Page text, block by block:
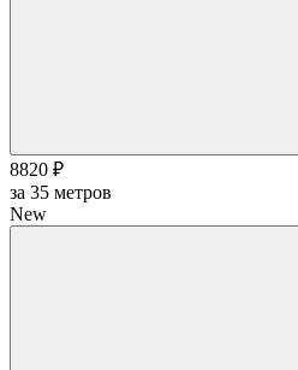
8820 ₽
за 35 метров
New